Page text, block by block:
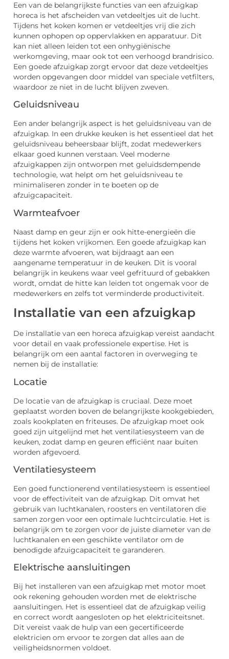
Een van de belangrijkste functies van een afzuigkap
horeca is het afscheiden van vetdeeltjes uit de lucht.
Tijdens het koken komen er vetdeeltjes vrij die zich
kunnen ophopen op oppervlakken en apparatuur. Dit
kan niet alleen leiden tot een onhygiënische
werkomgeving, maar ook tot een verhoogd brandrisico.
Een goede afzuigkap zorgt ervoor dat deze vetdeeltjes
worden opgevangen door middel van speciale vetfilters,
waardoor ze niet in de lucht blijven zweven.
Geluidsniveau
Een ander belangrijk aspect is het geluidsniveau van de
afzuigkap. In een drukke keuken is het essentieel dat het
geluidsniveau beheersbaar blijft, zodat medewerkers
elkaar goed kunnen verstaan. Veel moderne
afzuigkappen zijn ontworpen met geluidsdempende
technologie, wat helpt om het geluidsniveau te
minimaliseren zonder in te boeten op de
afzuigcapaciteit.
Warmteafvoer
Naast damp en geur zijn er ook hitte-energieën die
tijdens het koken vrijkomen. Een goede afzuigkap kan
deze warmte afvoeren, wat bijdraagt aan een
aangename temperatuur in de keuken. Dit is vooral
belangrijk in keukens waar veel gefrituurd of gebakken
wordt, omdat de hitte kan leiden tot ongemak voor de
medewerkers en zelfs tot verminderde productiviteit.
Installatie van een afzuigkap
De installatie van een horeca afzuigkap vereist aandacht
voor detail en vaak professionele expertise. Het is
belangrijk om een aantal factoren in overweging te
nemen bij de installatie:
Locatie
De locatie van de afzuigkap is cruciaal. Deze moet
geplaatst worden boven de belangrijkste kookgebieden,
zoals kookplaten en friteuses. De afzuigkap moet ook
goed zijn uitgelijnd met het ventilatiesysteem van de
keuken, zodat damp en geuren efficiënt naar buiten
worden afgevoerd.
Ventilatiesysteem
Een goed functionerend ventilatiesysteem is essentieel
voor de effectiviteit van de afzuigkap. Dit omvat het
gebruik van luchtkanalen, roosters en ventilatoren die
samen zorgen voor een optimale luchtcirculatie. Het is
belangrijk om te zorgen voor de juiste diameter van de
luchtkanalen en een geschikte ventilator om de
benodigde afzuigcapaciteit te garanderen.
Elektrische aansluitingen
Bij het installeren van een afzuigkap met motor moet
ook rekening gehouden worden met de elektrische
aansluitingen. Het is essentieel dat de afzuigkap veilig
en correct wordt aangesloten op het elektriciteitsnet.
Dit vereist vaak de hulp van een gecertificeerde
elektricien om ervoor te zorgen dat alles aan de
veiligheidsnormen voldoet.